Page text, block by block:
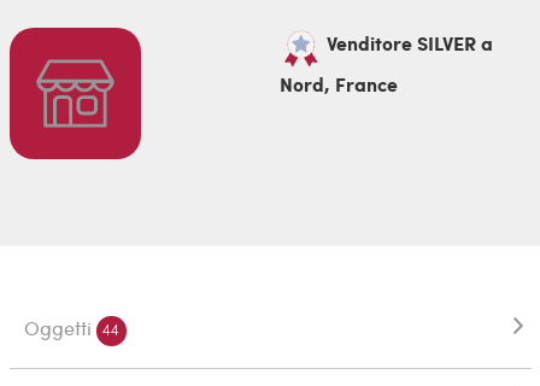
Venditore SILVER a
Nord, France
Oggetti 44